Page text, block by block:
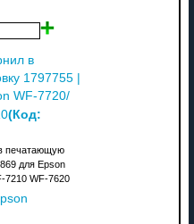
в
1797755 |
WF-7720/
(Код:
печатающую
для Epson
7210 WF-7620